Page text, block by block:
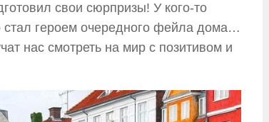
свои сюрпризы! У кого-то
стал героем очередного фейла дома…
нас смотреть на мир с позитивом и